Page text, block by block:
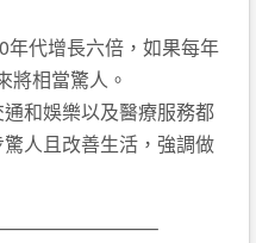
代增長六倍，如果每年
將相當驚人。
和娛樂以及醫療服務都
人且改善生活，強調做